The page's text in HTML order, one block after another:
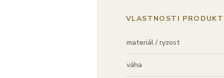
VLASTNOSTI
materiál / ryzost
váha